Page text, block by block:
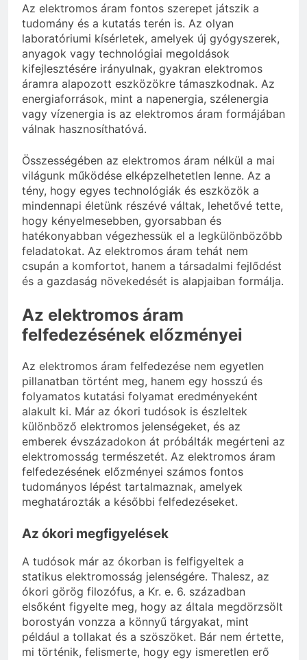
Az elektromos áram fontos szerepet játszik a
tudomány és a kutatás terén is. Az olyan
laboratóriumi kísérletek, amelyek új gyógyszerek,
anyagok vagy technológiai megoldások
kifejlesztésére irányulnak, gyakran elektromos
áramra alapozott eszközökre támaszkodnak. Az
energiaforrások, mint a napenergia, szélenergia
vagy vízenergia is az elektromos áram formájában
válnak hasznosíthatóvá.
Összességében az elektromos áram nélkül a mai
világunk működése elképzelhetetlen lenne. Az a
tény, hogy egyes technológiák és eszközök a
mindennapi életünk részévé váltak, lehetővé tette,
hogy kényelmesebben, gyorsabban és
hatékonyabban végezhessük el a legkülönbözőbb
feladatokat. Az elektromos áram tehát nem
csupán a komfortot, hanem a társadalmi fejlődést
és a gazdaság növekedését is alapjaiban formálja.
Az elektromos áram
felfedezésének előzményei
Az elektromos áram felfedezése nem egyetlen
pillanatban történt meg, hanem egy hosszú és
folyamatos kutatási folyamat eredményeként
alakult ki. Már az ókori tudósok is észleltek
különböző elektromos jelenségeket, és az
emberek évszázadokon át próbálták megérteni az
elektromosság természetét. Az elektromos áram
felfedezésének előzményei számos fontos
tudományos lépést tartalmaznak, amelyek
meghatározták a későbbi felfedezéseket.
Az ókori megfigyelések
A tudósok már az ókorban is felfigyeltek a
statikus elektromosság jelenségére. Thalesz, az
ókori görög filozófus, a Kr. e. 6. században
elsőként figyelte meg, hogy az általa megdörzsölt
borostyán vonzza a könnyű tárgyakat, mint
például a tollakat és a szöszöket. Bár nem értette,
mi történik, felismerte, hogy egy ismeretlen erő